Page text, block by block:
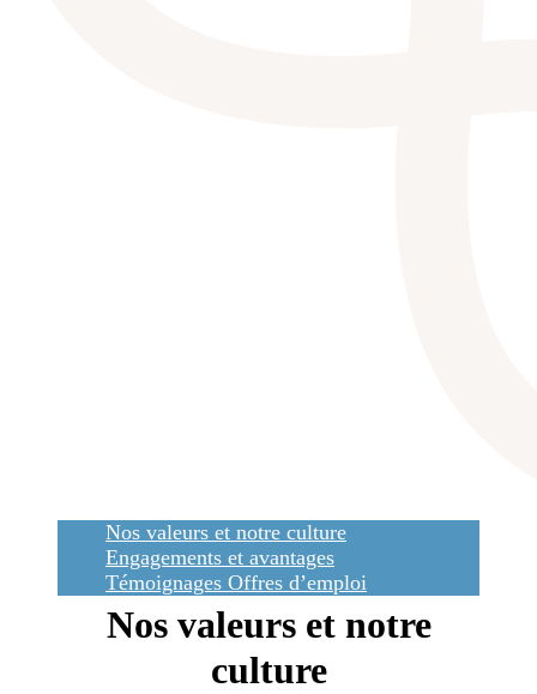
Nos valeurs et notre culture
Engagements et avantages
Témoignages Offres d’emploi
Nos valeurs et notre
culture